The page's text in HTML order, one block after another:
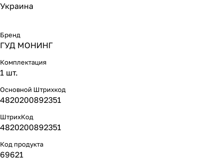
Украина
Бренд
ГУД МОНИНГ
Комплектация
1 шт.
Основной Штрихкод
4820200892351
ШтрихКод
4820200892351
Код продукта
69621